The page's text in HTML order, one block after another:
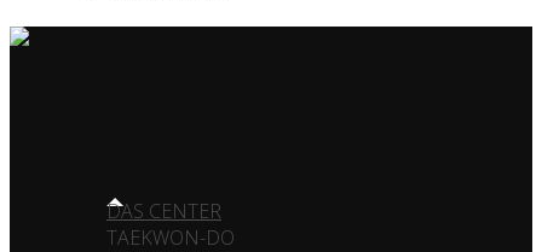
DAS CENTER
TAEKWON-DO